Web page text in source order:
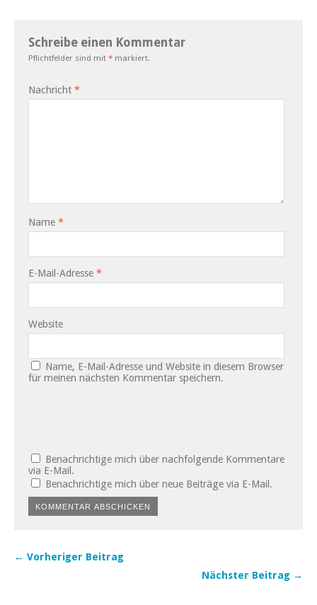
Schreibe einen Kommentar
Pflichtfelder sind mit * markiert.
Nachricht *
Name *
E-Mail-Adresse *
Website
Name, E-Mail-Adresse und Website in diesem Browser
für meinen nächsten Kommentar speichern.
Benachrichtige mich über nachfolgende Kommentare
via E-Mail.
Benachrichtige mich über neue Beiträge via E-Mail.
← Vorheriger Beitrag
Nächster Beitrag →